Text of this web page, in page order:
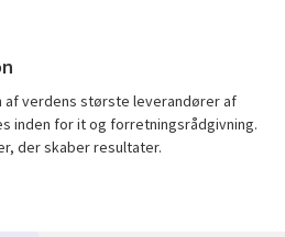
af verdens største leverandører af
inden for it og forretningsrådgivning.
der skaber resultater.